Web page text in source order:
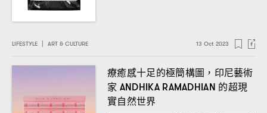
LIFESTYLE ART & CULTURE 13 Oct 2023
療癒感十足的極簡構圖 ， 印尼藝術
家 ANDHIKA RAMADHIAN 的超現
實自然世界